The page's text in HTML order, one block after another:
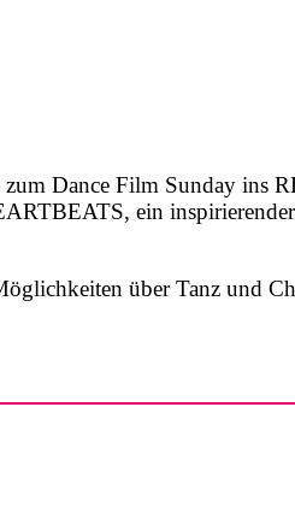
Dance Film Sunday ins
ein
über Tanz und